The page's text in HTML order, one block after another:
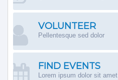
VOLUNTEER
Pellentesque sed dolor
FIND EVENTS
Lorem ipsum dolor sit amet